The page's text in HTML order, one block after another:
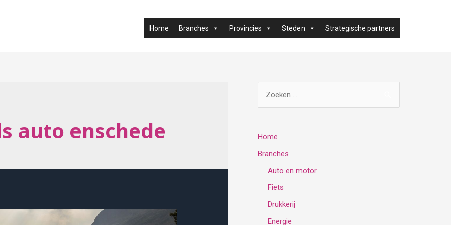
Home Branches Provincies Steden Strategische partners
auto enschede
k
e
Home
Branches
Auto en motor
Fiets
Drukkerij
Energie